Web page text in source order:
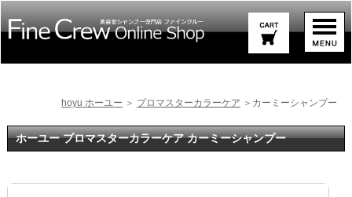
hoyu ホーユー ＞ プロマスターカラーケア ＞カーミーシャンプー
ホーユー プロマスターカラーケア カーミーシャンプー